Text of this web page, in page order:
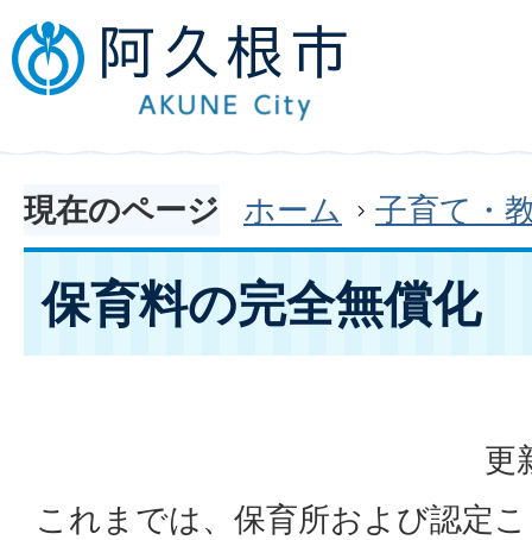
現在のページ ホーム 子育て・
保育料の完全無償化
更
これまでは、保育所および認定